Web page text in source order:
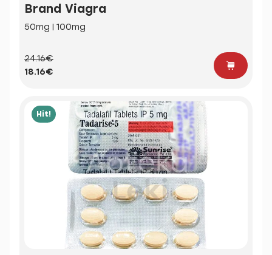
Brand Viagra
50mg | 100mg
24.16€
18.16€
Hit!